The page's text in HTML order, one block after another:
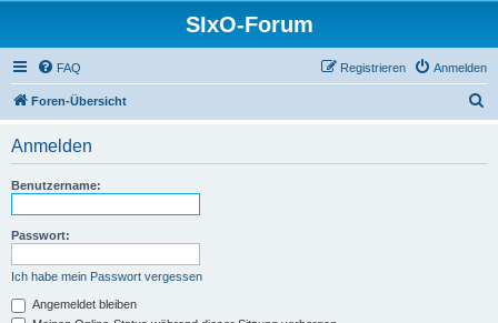
SIxO-Forum
FAQ Anmelden
Registrieren
Foren-Übersicht
Anmelden
Benutzername:
Passwort:
Ich habe mein Passwort vergessen
Angemeldet bleiben